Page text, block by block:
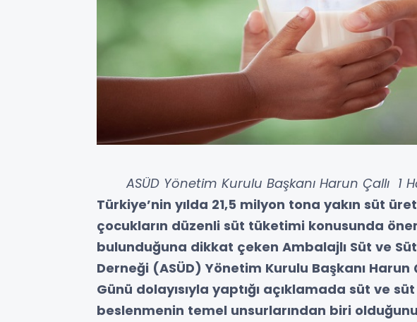
ASÜD Yönetim Kurulu Başkanı Harun Çallı 1
Türkiye’nin yılda 21,5 milyon tona yakın süt
çocukların düzenli süt tüketimi konusunda
bulunduğuna dikkat çeken Ambalajlı Süt ve
Derneği (ASÜD) Yönetim Kurulu Başkanı Harun
Günü dolayısıyla yaptığı açıklamada süt ve
beslenmenin temel unsurlarından biri